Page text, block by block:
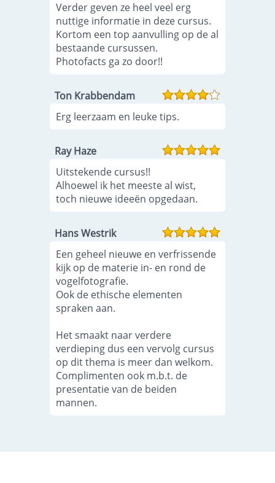
Verder geven ze heel veel erg
nuttige informatie in deze cursus.
Kortom een top aanvulling op de al
bestaande cursussen.
Photofacts ga zo door!!
Ton Krabbendam
Erg leerzaam en leuke tips.
Ray Haze
Uitstekende cursus!!
Alhoewel ik het meeste al wist,
toch nieuwe ideeën opgedaan.
Hans Westrik
Een geheel nieuwe en verfrissende
kijk op de materie in- en rond de
vogelfotografie.
Ook de ethische elementen
spraken aan.
Het smaakt naar verdere
verdieping dus een vervolg cursus
op dit thema is meer dan welkom.
Complimenten ook m.b.t. de
presentatie van de beiden
mannen.